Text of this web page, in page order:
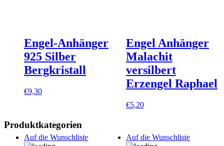
Engel-Anhänger
925 Silber
Bergkristall
€9,30
Engel Anhänger
Malachit
versilbert
Erzengel Raphael
€5,20
Auf die Wunschliste Auf die Wunschliste
Produktkategorien